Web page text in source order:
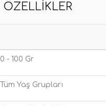
ÖZELLIKLER
0 - 100 Gr
Tüm Yaş Grupları